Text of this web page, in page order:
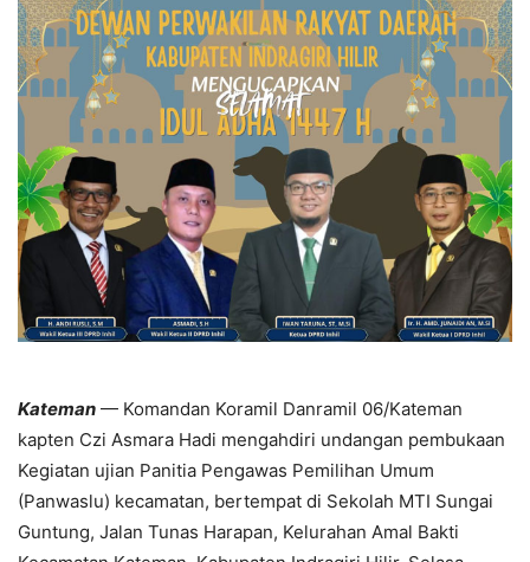
Kateman — Komandan Koramil Danramil 06/Kateman
kapten Czi Asmara Hadi mengahdiri undangan pembukaan
Kegiatan ujian Panitia Pengawas Pemilihan Umum
(Panwaslu) kecamatan, bertempat di Sekolah MTI Sungai
Guntung, Jalan Tunas Harapan, Kelurahan Amal Bakti